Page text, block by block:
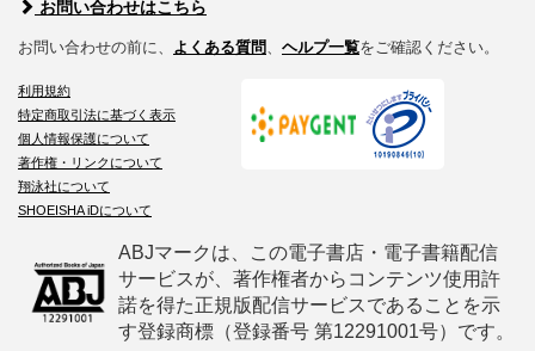
お問い合わせはこちら
お問い合わせの前に、 よくある質問、 ヘルプ一覧をご確認ください。
利用規約
特定商取引法に基づく表示
個人情報保護について
著作権・リンクについて
翔泳社について
SHOEISHA iDについて
ABJマークは、この電子書店・電子書籍配信
サービスが、著作権者からコンテンツ使用許
諾を得た正規版配信サービスであることを示
す登録商標（登録番号 第12291001号）です。